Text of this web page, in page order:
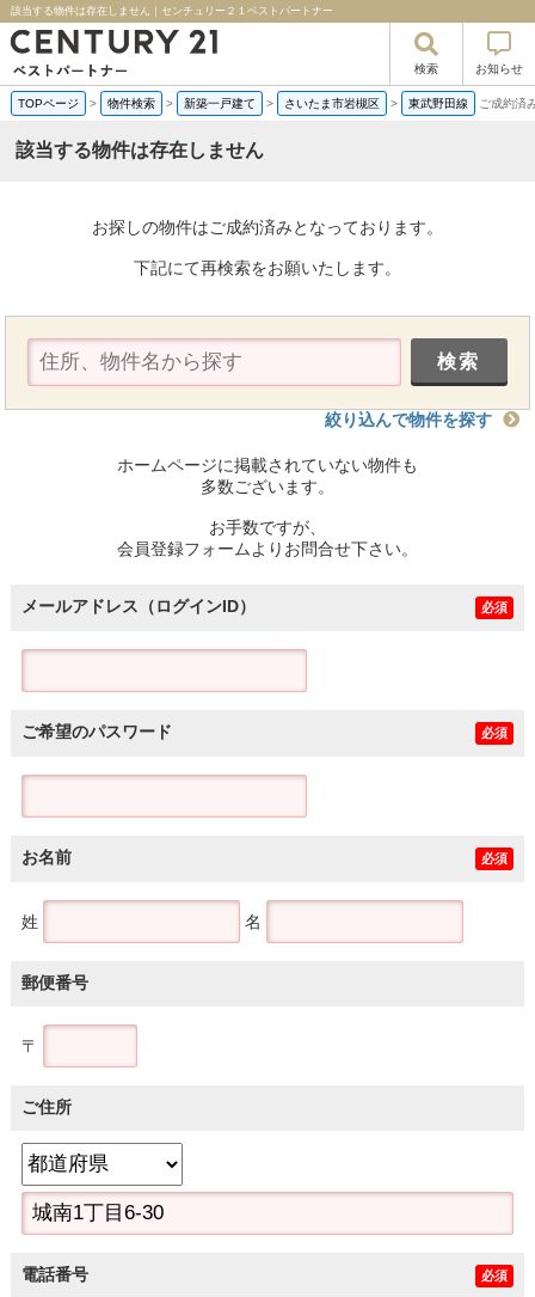
該当する物件は存在しません｜センチュリー２１ベストパートナー
検索 お知らせ
TOPページ > 物件検索 > 新築一戸建て > さいたま市岩槻区 > 東武野田線 ご成約済
該当する物件は存在しません
お探しの物件はご成約済みとなっております。
下記にて再検索をお願いたします。
絞り込んで物件を探す
ホームページに掲載されていない物件も
多数ございます。
お手数ですが、
会員登録フォームよりお問合せ下さい。
メールアドレス（ログインID） 必須
ご希望のパスワード 必須
お名前 必須
姓 名
郵便番号
〒
ご住所
電話番号 必須